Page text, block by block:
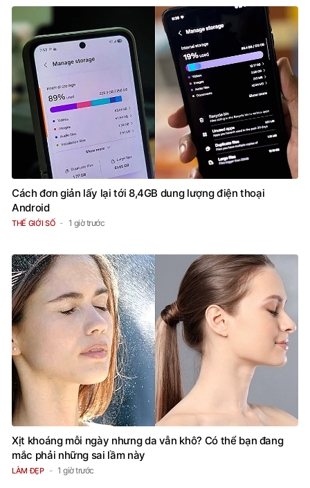
Cách đơn giản lấy lại tới 8,4GB dung lượng điện thoại
Android
THẾ GIỚI SỐ 1 giờ trước
Xịt khoáng mỗi ngày nhưng da vẫn khô? Có thể bạn đang
mắc phải những sai lầm này
LÀM ĐẸP 1 giờ trước